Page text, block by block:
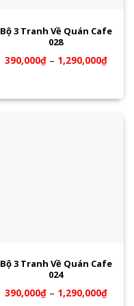
Bộ 3 Tranh Về Quán Cafe
028
390,000₫– 1,290,000₫
Bộ 3 Tranh Về Quán Cafe
024
390,000₫– 1,290,000₫